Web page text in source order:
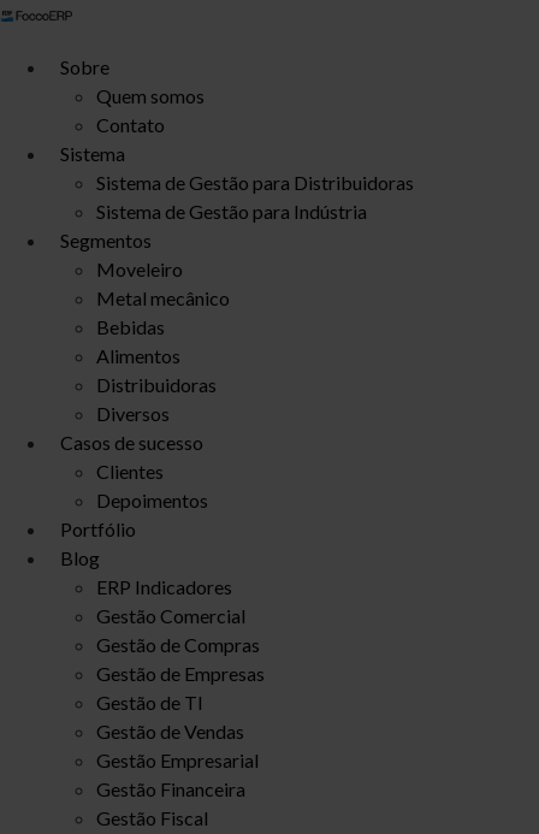
Ir
conteúdo
Sobre
Quem somos
Contato
Sistema
Sistema de Gestão para Distribuidoras
Sistema de Gestão para Indústria
Segmentos
Moveleiro
Metal mecânico
Bebidas
Alimentos
Distribuidoras
Diversos
Casos de sucesso
Clientes
Depoimentos
Portfólio
Blog
ERP Indicadores
Gestão Comercial
Gestão de Compras
Gestão de Empresas
Gestão de TI
Gestão de Vendas
Gestão Empresarial
Gestão Financeira
Gestão Fiscal